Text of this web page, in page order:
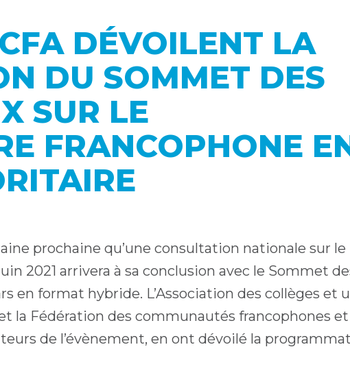
DÉVOILENT LA
DU SOMMET DES
SUR LE
FRANCOPHONE
prochaine qu’une consultation nationale sur le
2021 arrivera à sa conclusion avec le Sommet
en format hybride. L’Association des collèges et
la Fédération des communautés francophones et
de l’évènement, en ont dévoilé la